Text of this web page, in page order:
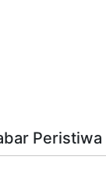
Peristiwa